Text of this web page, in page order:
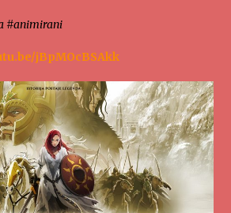
#animirani
jBpMOcBSAkk